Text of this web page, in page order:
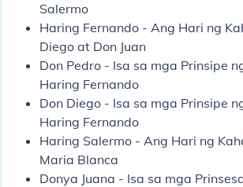
Salermo
Haring Fernando - Ang Hari ng
Diego at Don Juan
Don Pedro - Isa sa mga Prinsipe
Haring Fernando
Don Diego - Isa sa mga Prinsipe
Haring Fernando
Haring Salermo - Ang Hari ng
Maria Blanca
Donya Juana - Isa sa mga